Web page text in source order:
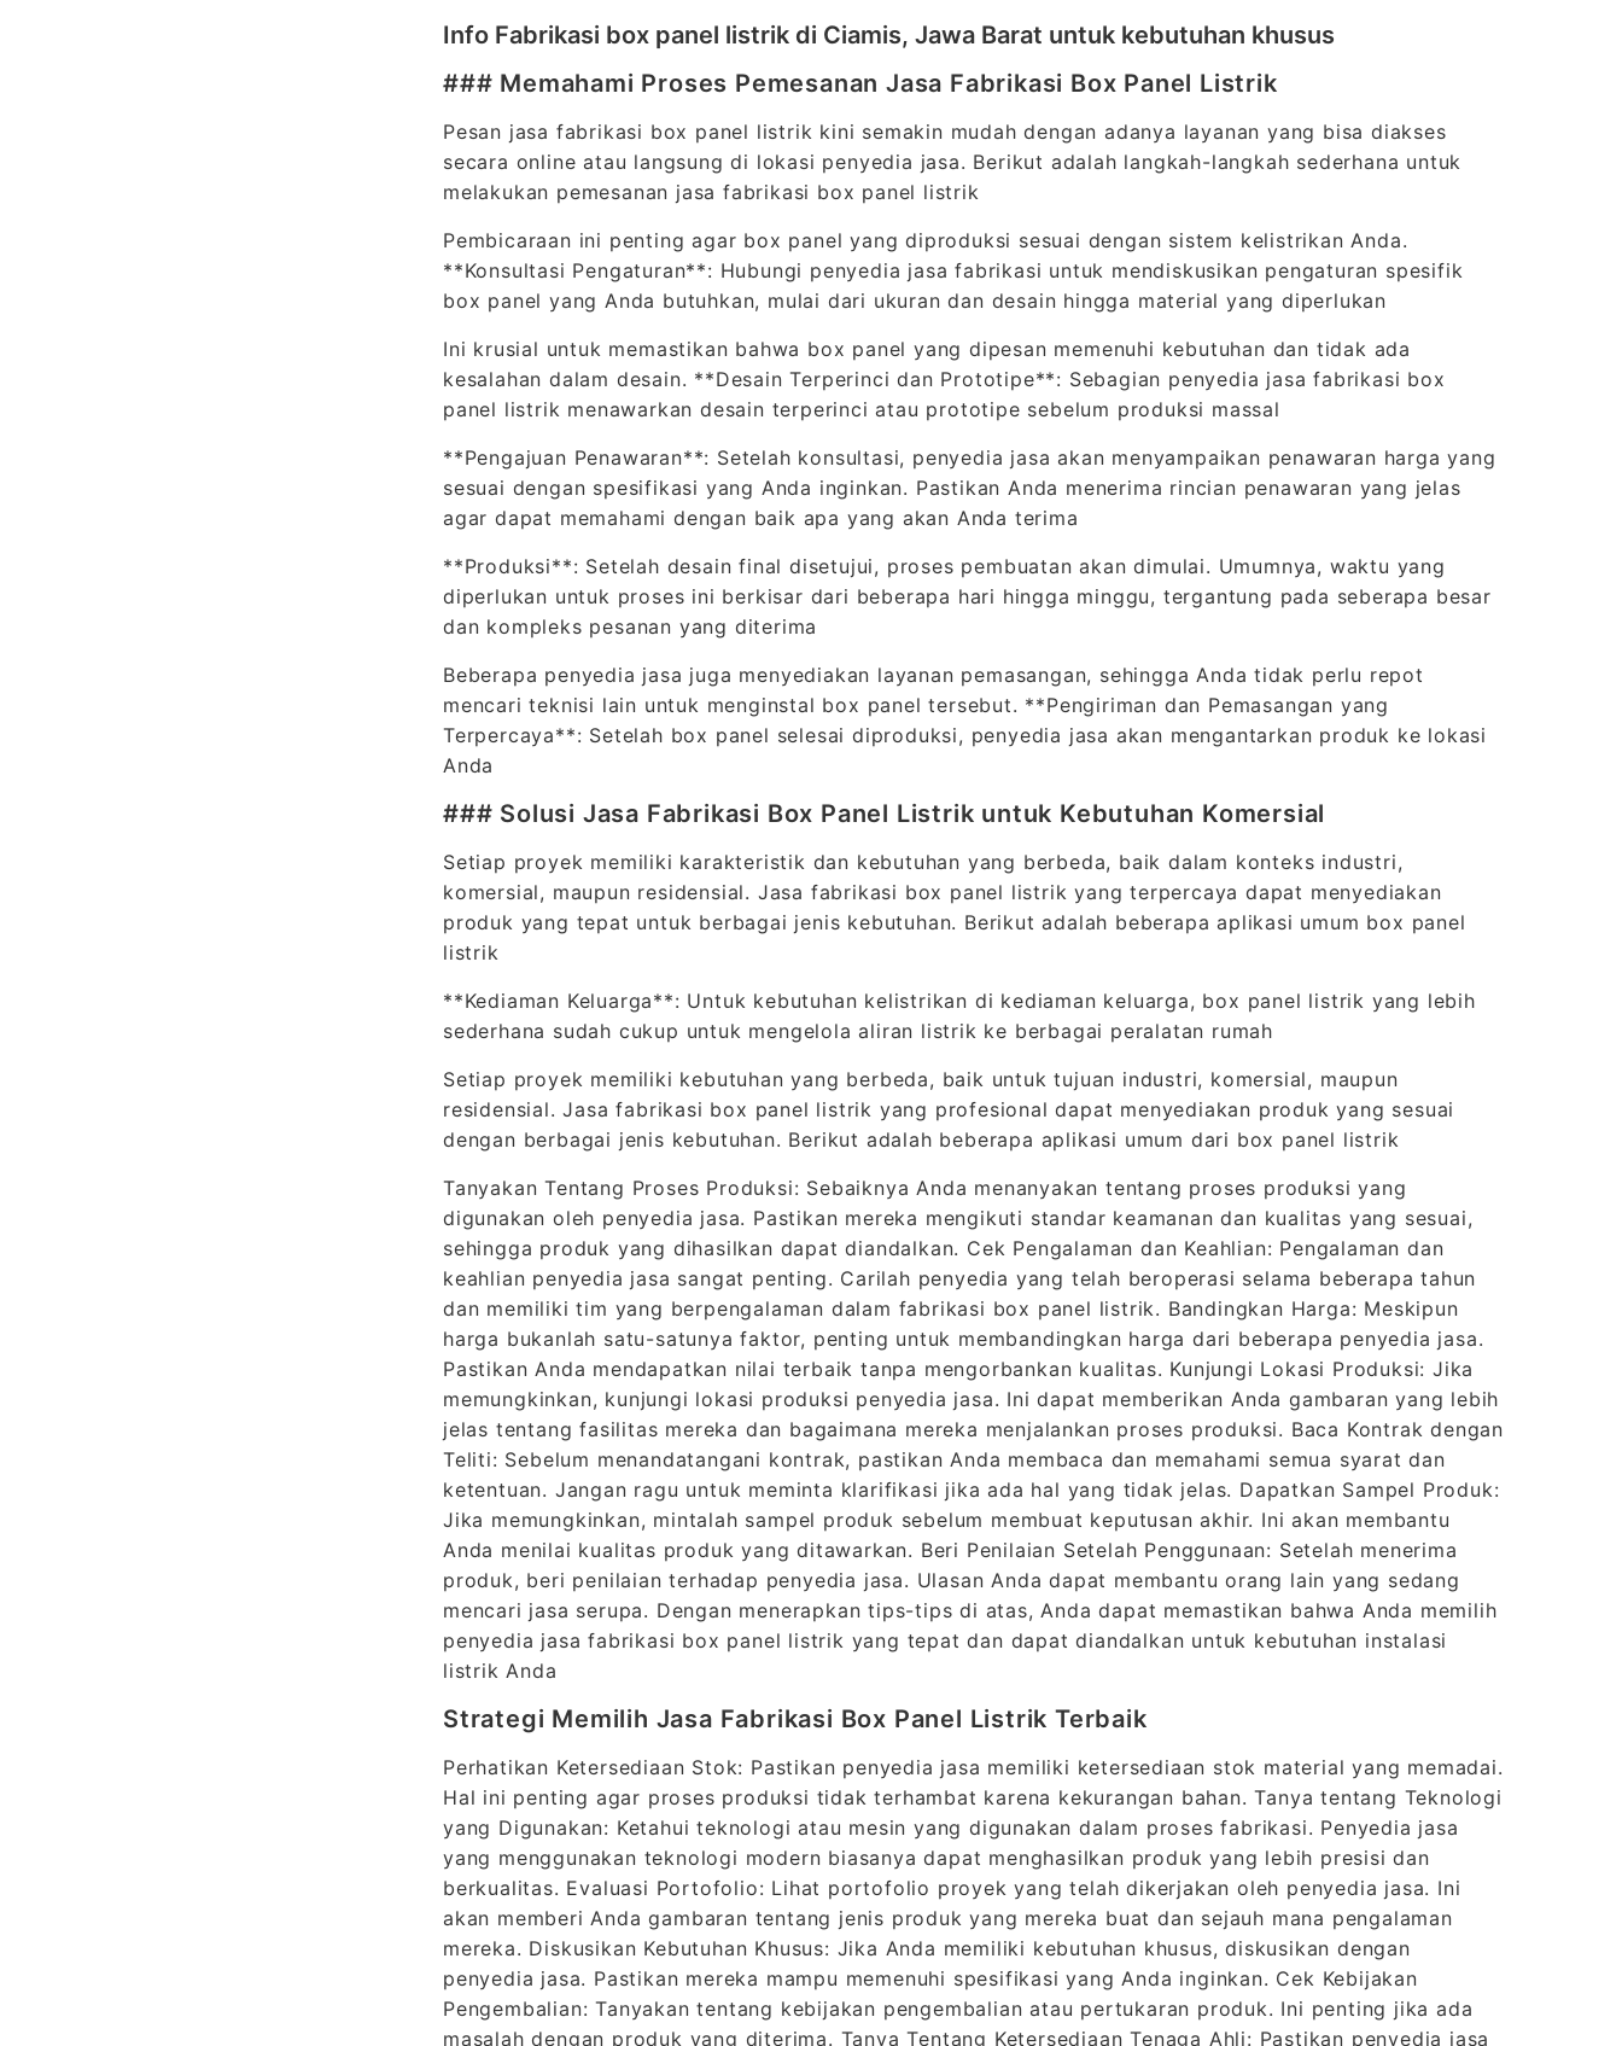
Info Fabrikasi box panel listrik di Ciamis, Jawa Barat untuk kebutuhan khusus
### Memahami Proses Pemesanan Jasa Fabrikasi Box Panel Listrik
Pesan jasa fabrikasi box panel listrik kini semakin mudah dengan adanya layanan yang bisa diakses
secara online atau langsung di lokasi penyedia jasa. Berikut adalah langkah-langkah sederhana untuk
melakukan pemesanan jasa fabrikasi box panel listrik
Pembicaraan ini penting agar box panel yang diproduksi sesuai dengan sistem kelistrikan Anda.
**Konsultasi Pengaturan**: Hubungi penyedia jasa fabrikasi untuk mendiskusikan pengaturan spesifik
box panel yang Anda butuhkan, mulai dari ukuran dan desain hingga material yang diperlukan
Ini krusial untuk memastikan bahwa box panel yang dipesan memenuhi kebutuhan dan tidak ada
kesalahan dalam desain. **Desain Terperinci dan Prototipe**: Sebagian penyedia jasa fabrikasi box
panel listrik menawarkan desain terperinci atau prototipe sebelum produksi massal
**Pengajuan Penawaran**: Setelah konsultasi, penyedia jasa akan menyampaikan penawaran harga yang
sesuai dengan spesifikasi yang Anda inginkan. Pastikan Anda menerima rincian penawaran yang jelas
agar dapat memahami dengan baik apa yang akan Anda terima
**Produksi**: Setelah desain final disetujui, proses pembuatan akan dimulai. Umumnya, waktu yang
diperlukan untuk proses ini berkisar dari beberapa hari hingga minggu, tergantung pada seberapa besar
dan kompleks pesanan yang diterima
Beberapa penyedia jasa juga menyediakan layanan pemasangan, sehingga Anda tidak perlu repot
mencari teknisi lain untuk menginstal box panel tersebut. **Pengiriman dan Pemasangan yang
Terpercaya**: Setelah box panel selesai diproduksi, penyedia jasa akan mengantarkan produk ke lokasi
Anda
### Solusi Jasa Fabrikasi Box Panel Listrik untuk Kebutuhan Komersial
Setiap proyek memiliki karakteristik dan kebutuhan yang berbeda, baik dalam konteks industri,
komersial, maupun residensial. Jasa fabrikasi box panel listrik yang terpercaya dapat menyediakan
produk yang tepat untuk berbagai jenis kebutuhan. Berikut adalah beberapa aplikasi umum box panel
listrik
**Kediaman Keluarga**: Untuk kebutuhan kelistrikan di kediaman keluarga, box panel listrik yang lebih
sederhana sudah cukup untuk mengelola aliran listrik ke berbagai peralatan rumah
Setiap proyek memiliki kebutuhan yang berbeda, baik untuk tujuan industri, komersial, maupun
residensial. Jasa fabrikasi box panel listrik yang profesional dapat menyediakan produk yang sesuai
dengan berbagai jenis kebutuhan. Berikut adalah beberapa aplikasi umum dari box panel listrik
Tanyakan Tentang Proses Produksi: Sebaiknya Anda menanyakan tentang proses produksi yang
digunakan oleh penyedia jasa. Pastikan mereka mengikuti standar keamanan dan kualitas yang sesuai,
sehingga produk yang dihasilkan dapat diandalkan. Cek Pengalaman dan Keahlian: Pengalaman dan
keahlian penyedia jasa sangat penting. Carilah penyedia yang telah beroperasi selama beberapa tahun
dan memiliki tim yang berpengalaman dalam fabrikasi box panel listrik. Bandingkan Harga: Meskipun
harga bukanlah satu-satunya faktor, penting untuk membandingkan harga dari beberapa penyedia jasa.
Pastikan Anda mendapatkan nilai terbaik tanpa mengorbankan kualitas. Kunjungi Lokasi Produksi: Jika
memungkinkan, kunjungi lokasi produksi penyedia jasa. Ini dapat memberikan Anda gambaran yang lebih
jelas tentang fasilitas mereka dan bagaimana mereka menjalankan proses produksi. Baca Kontrak dengan
Teliti: Sebelum menandatangani kontrak, pastikan Anda membaca dan memahami semua syarat dan
ketentuan. Jangan ragu untuk meminta klarifikasi jika ada hal yang tidak jelas. Dapatkan Sampel Produk:
Jika memungkinkan, mintalah sampel produk sebelum membuat keputusan akhir. Ini akan membantu
Anda menilai kualitas produk yang ditawarkan. Beri Penilaian Setelah Penggunaan: Setelah menerima
produk, beri penilaian terhadap penyedia jasa. Ulasan Anda dapat membantu orang lain yang sedang
mencari jasa serupa. Dengan menerapkan tips-tips di atas, Anda dapat memastikan bahwa Anda memilih
penyedia jasa fabrikasi box panel listrik yang tepat dan dapat diandalkan untuk kebutuhan instalasi
listrik Anda
Strategi Memilih Jasa Fabrikasi Box Panel Listrik Terbaik
Perhatikan Ketersediaan Stok: Pastikan penyedia jasa memiliki ketersediaan stok material yang memadai.
Hal ini penting agar proses produksi tidak terhambat karena kekurangan bahan. Tanya tentang Teknologi
yang Digunakan: Ketahui teknologi atau mesin yang digunakan dalam proses fabrikasi. Penyedia jasa
yang menggunakan teknologi modern biasanya dapat menghasilkan produk yang lebih presisi dan
berkualitas. Evaluasi Portofolio: Lihat portofolio proyek yang telah dikerjakan oleh penyedia jasa. Ini
akan memberi Anda gambaran tentang jenis produk yang mereka buat dan sejauh mana pengalaman
mereka. Diskusikan Kebutuhan Khusus: Jika Anda memiliki kebutuhan khusus, diskusikan dengan
penyedia jasa. Pastikan mereka mampu memenuhi spesifikasi yang Anda inginkan. Cek Kebijakan
Pengembalian: Tanyakan tentang kebijakan pengembalian atau pertukaran produk. Ini penting jika ada
masalah dengan produk yang diterima. Tanya Tentang Ketersediaan Tenaga Ahli: Pastikan penyedia jasa